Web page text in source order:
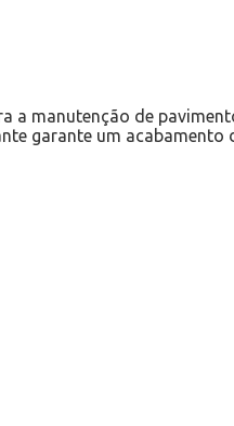
a manutenção de
garante um acabamento